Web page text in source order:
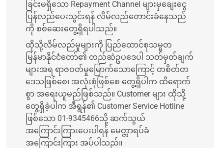
ခြင်းမရှိသော Repayment Channel များမှချေးငွေ
ပြန်လည်ပေးသွင်းရန် လိမ်လည်တောင်းခံနေသည်
ကို စစ်ဆေးတွေ့ရှိရပါသည်။
ထိုသို့လိမ်လည်မှုများကို ပြည်ထောင်စုသမ္မတ
မြန်မာနိုင်ငံတော်၏ တည်ဆဲဥပဒေပါ သတ်မှတ်ချက်
များအရ ရာဇဝတ်မှုမြောက်သောကြောင့် တစိတ်တ
ဒေသဖြစ်စေ၊ အလုံးစုံဖြစ်စေ တွေ့ရှိပါက ထိရောက်
စွာ အရေးယူမည်ဖြစ်သည်။ Customer များ ထိုသို့
တွေ့ရှိခဲ့ပါက အီရွန်၏ Customer Service Hotline
ဖြစ်သော 01-9345466သို့ ဆက်သွယ်
အကြောင်းကြားပေးပါရန် မေတ္တာရပ်ခံ
အကြောင်းကြား အပ်ပါသည်။